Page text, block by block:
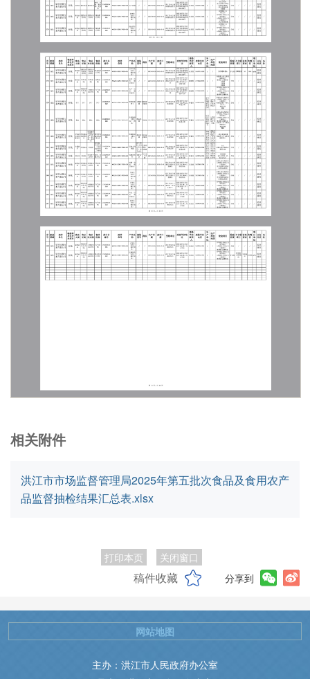
相关附件
洪江市市场监督管理局2025年第五批次食品及食用农产
品监督抽检结果汇总表.xlsx
打印本页 关闭窗口
稿件收藏 分享到
主办：洪江市人民政府办公室
网站地图